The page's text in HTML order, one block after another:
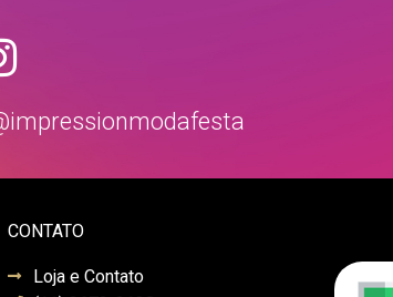
CONTATO
Loja e Contato